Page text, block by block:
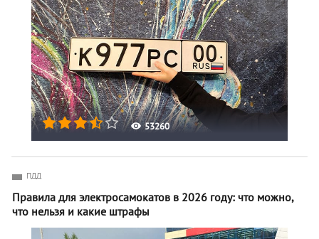
53260
ПДД
Правила для электросамокатов в 2026 году: что можно,
что нельзя и какие штрафы